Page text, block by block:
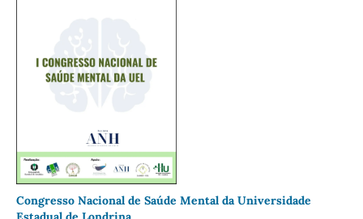
Congresso Nacional de Saúde Mental da Universidade